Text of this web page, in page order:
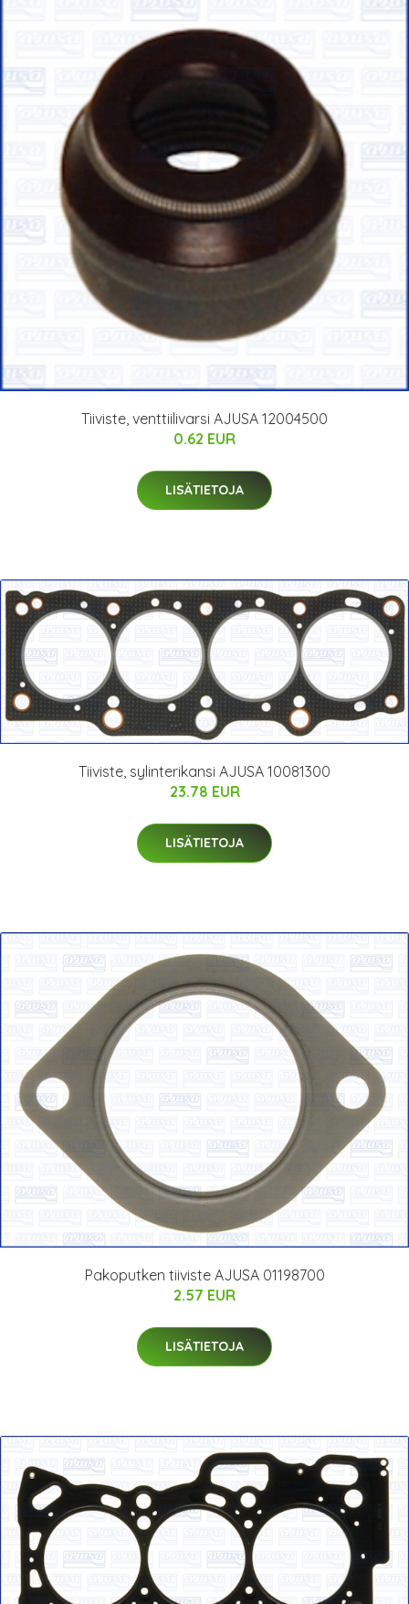
Tiiviste, venttiilivarsi AJUSA 12004500
0.62 EUR
LISÄTIETOJA
Tiiviste, sylinterikansi AJUSA 10081300
23.78 EUR
LISÄTIETOJA
Pakoputken tiiviste AJUSA 01198700
2.57 EUR
LISÄTIETOJA